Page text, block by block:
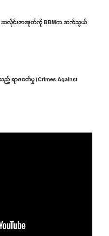
ာ ဆလိုင်းဇာအုတ်ကို BBMက ဆက်သွယ်
ရာဇဝတ်မှု (Crimes Against